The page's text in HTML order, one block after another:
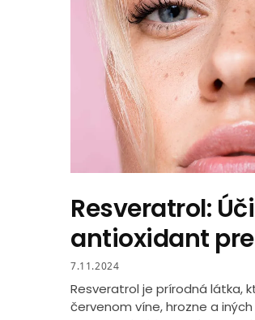
Resveratrol:
antioxidant
7.11.2024
Resveratrol je prírodná látka,
červenom víne, hrozne a